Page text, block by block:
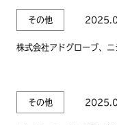
その他
株式会社アドグローブ、
その他